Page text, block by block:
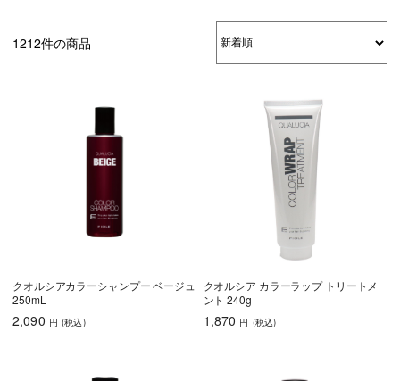
1212件の商品
クオルシアカラーシャンプー ベージュ
250mL
2,090 円 (税込)
クオルシア カラーラップ トリートメ
ント 240g
1,870 円 (税込)